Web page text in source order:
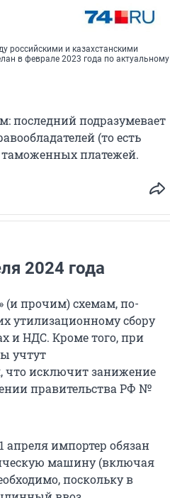
российскими и казахстанскими
в феврале 2023 года по актуальному
последний подразумевает
(то есть
таможенных платежей.
2024 года
(и прочим) схемам, по-
утилизационному сбору
и НДС. Кроме того, при
учтут
что исключит занижение
правительства РФ №
апреля импортер обязан
машину (включая
поскольку в